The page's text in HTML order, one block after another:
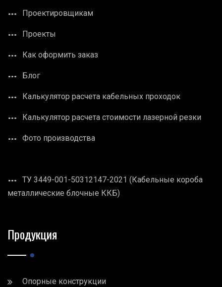
Проектировщикам
Проекты
Как оформить заказ
Блог
Калькулятор расчета кабельных проходок
Калькулятор расчета стоимости лазерной резки
Фото производства
ТУ 3449-001-50312147-2021 (Кабельные короба
металлические блочные ККБ)
Продукция
Опорные конструкции